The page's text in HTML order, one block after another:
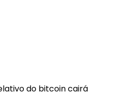
do bitcoin cairá